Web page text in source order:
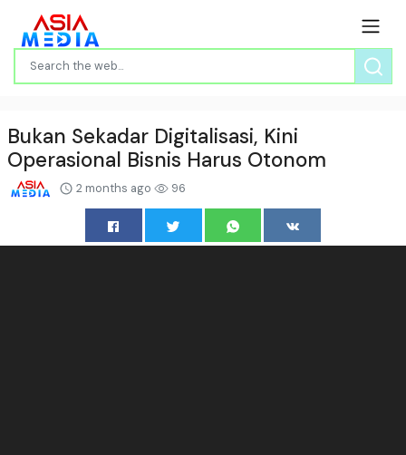
Bukan Sekadar Digitalisasi, Kini
Operasional Bisnis Harus Otonom
2 months ago 96